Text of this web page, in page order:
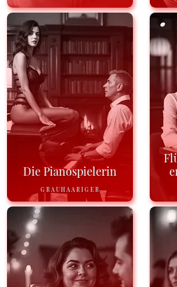
Die Pianospielerin
GRAUHAARIGER